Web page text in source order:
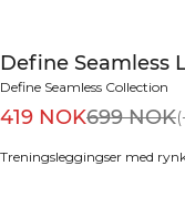
Define Seamless
Define Seamless Collection
419 NOK699 NOK
Treningsleggingser med